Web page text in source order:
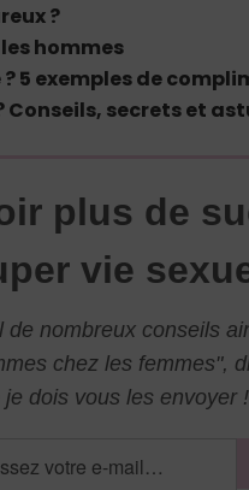
?
hommes
5 exemples de
secrets et
plus de
vie
nombreux conseils
chez les femmes",
je dois vous les envoyer !